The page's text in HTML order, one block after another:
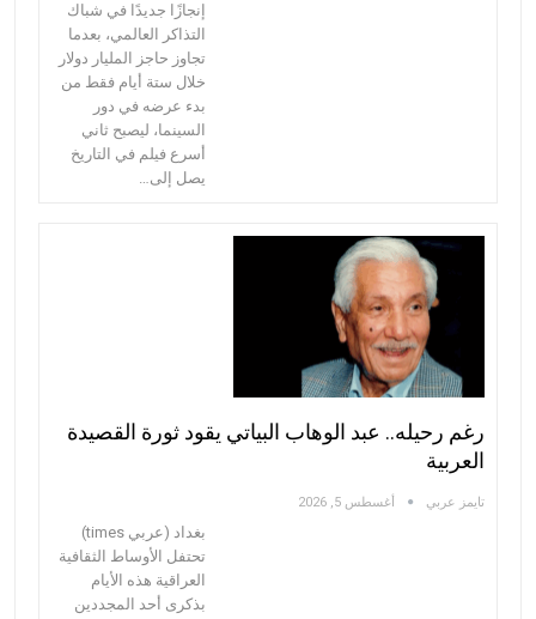
إنجازًا جديدًا في شباك
التذاكر العالمي، بعدما
تجاوز حاجز المليار دولار
خلال ستة أيام فقط من
بدء عرضه في دور
السينما، ليصبح ثاني
أسرع فيلم في التاريخ
يصل إلى…
رغم رحيله.. عبد الوهاب البياتي يقود ثورة القصيدة
العربية
تايمز عربي أغسطس 5, 2026
بغداد (عربي times)
تحتفل الأوساط الثقافية
العراقية هذه الأيام
بذكرى أحد المجددين